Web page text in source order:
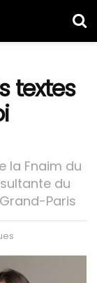
textes
la Fnaim du
du
Paris